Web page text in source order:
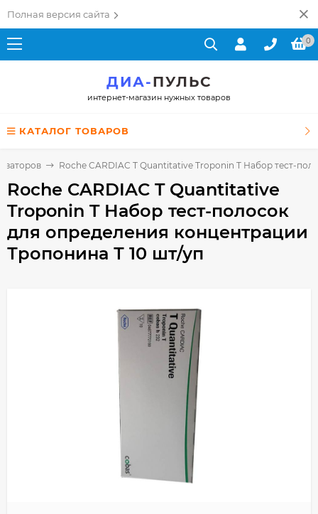
Полная версия сайта
0
ДИА-ПУЛЬС
интернет-магазин нужных товаров
КАТАЛОГ ТОВАРОВ
Roche CARDIAC T Quantitative Troponin T Набор тест-
Roche CARDIAC T Quantitative
Troponin T Набор тест-полосок
для определения концентрации
Тропонина Т 10 шт/уп